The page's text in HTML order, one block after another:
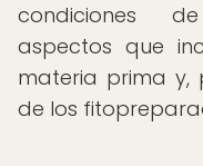
condiciones
aspectos que
materia prima y,
de los